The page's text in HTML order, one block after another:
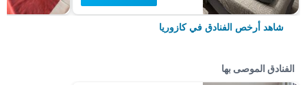
شاهد أرخص الفنادق في كازوريا
الفنادق الموصى بها